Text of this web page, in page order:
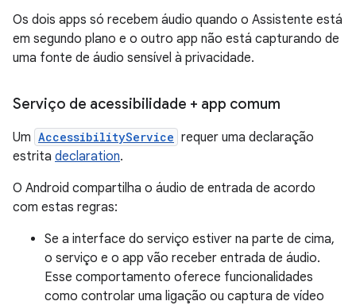
Os dois apps só recebem áudio quando o Assistente está
em segundo plano e o outro app não está capturando de
uma fonte de áudio sensível à privacidade.
Serviço de acessibilidade + app comum
Um AccessibilityService requer uma declaração
estrita declaration.
O Android compartilha o áudio de entrada de acordo
com estas regras:
Se a interface do serviço estiver na parte de cima,
o serviço e o app vão receber entrada de áudio.
Esse comportamento oferece funcionalidades
como controlar uma ligação ou captura de vídeo